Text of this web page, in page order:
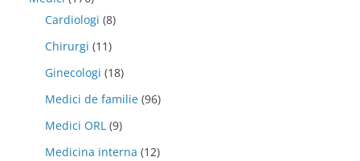
Cardiologi (8)
Chirurgi (11)
Ginecologi (18)
Medici de familie (96)
Medici ORL (9)
Medicina interna (12)